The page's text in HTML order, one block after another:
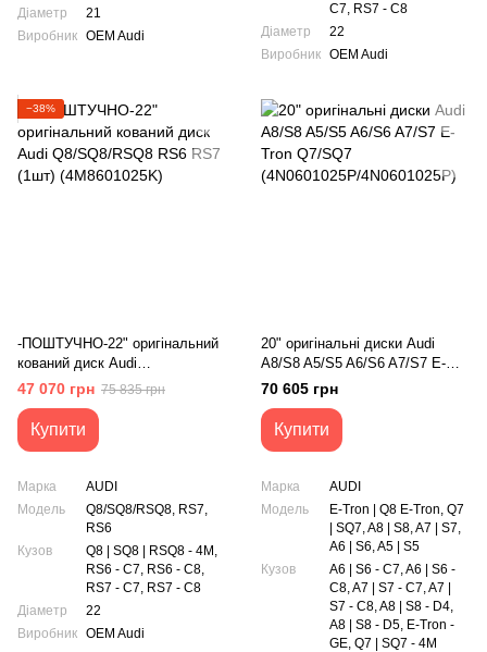
Діаметр
21
Виробник OEM Audi
C7, RS7 - C8
Діаметр
22
Виробник OEM Audi
−38%
-ПОШТУЧНО-22" оригінальний
кований диск Audi
Q8/SQ8/RSQ8 RS6 RS7 (1шт)
(4M8601025K)
47 070 грн 75 835 грн
Купити
Марка
AUDI
Модель
Q8/SQ8/RSQ8, RS7,
RS6
Кузов
Q8 | SQ8 | RSQ8 - 4M,
RS6 - C7, RS6 - C8,
RS7 - C7, RS7 - C8
Діаметр
22
Виробник OEM Audi
20" оригінальні диски Audi
A8/S8 A5/S5 A6/S6 A7/S7 E-
Tron Q7/SQ7
(4N0601025P/4N0601025P)
70 605 грн
Купити
Марка
AUDI
Модель
E-Tron | Q8 E-Tron, Q7
| SQ7, A8 | S8, A7 | S7,
A6 | S6, A5 | S5
Кузов
A6 | S6 - C7, A6 | S6 -
C8, A7 | S7 - C7, A7 |
S7 - C8, A8 | S8 - D4,
A8 | S8 - D5, E-Tron -
GE, Q7 | SQ7 - 4M